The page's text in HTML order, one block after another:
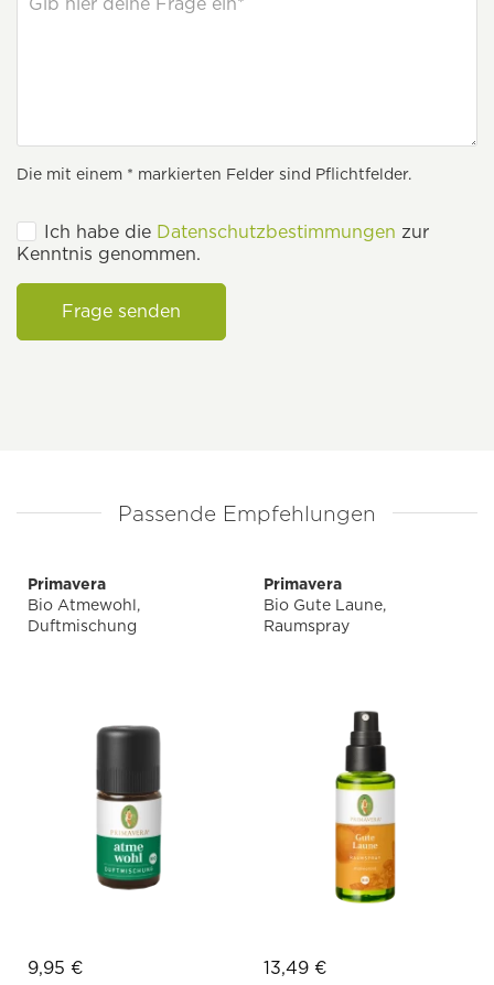
Die mit einem * markierten Felder sind Pflichtfelder.
Ich habe die Datenschutzbestimmungen zur
Kenntnis genommen.
Frage senden
Passende Empfehlungen
Primavera
Bio Atmewohl,
Duftmischung
9,95 €
Primavera
Bio Gute Laune,
Raumspray
13,49 €